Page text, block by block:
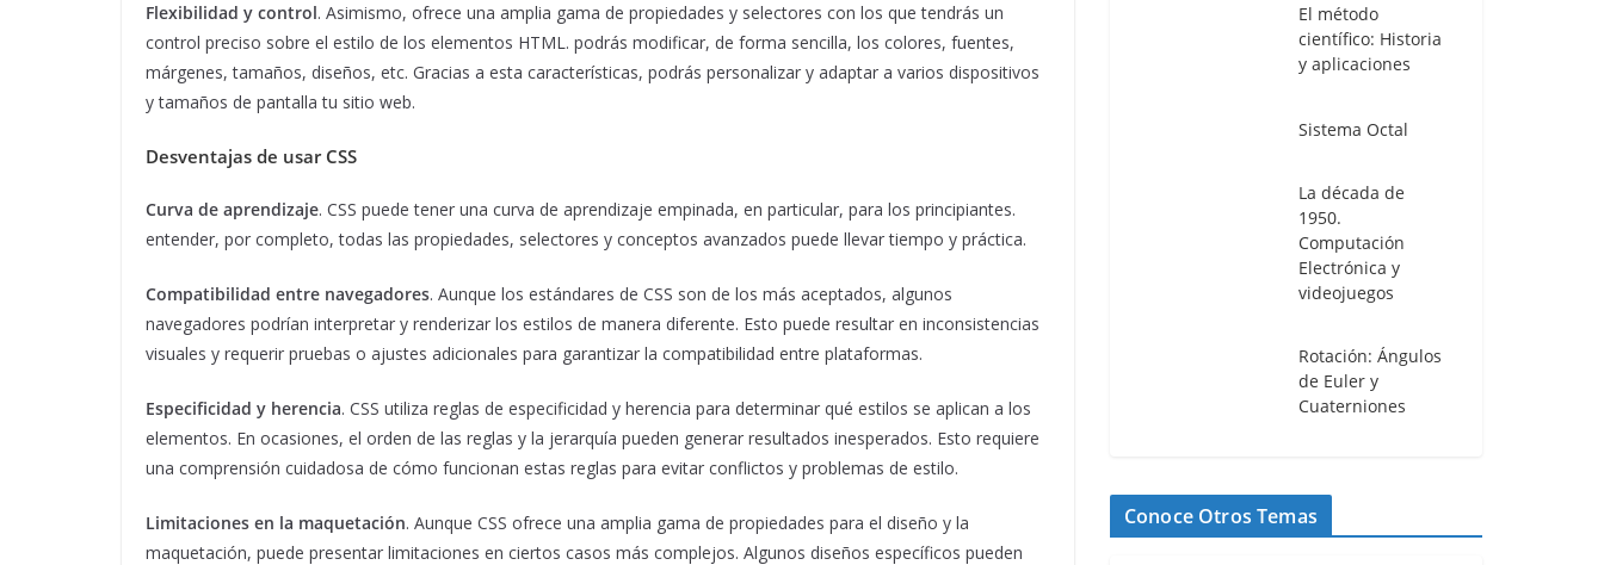
Flexibilidad y control. Asimismo, ofrece una amplia gama de propiedades y selectores con los que tendrás un
control preciso sobre el estilo de los elementos HTML. podrás modificar, de forma sencilla, los colores, fuentes,
márgenes, tamaños, diseños, etc. Gracias a esta características, podrás personalizar y adaptar a varios dispositivos
y tamaños de pantalla tu sitio web.
Desventajas de usar CSS
Curva de aprendizaje. CSS puede tener una curva de aprendizaje empinada, en particular, para los principiantes.
entender, por completo, todas las propiedades, selectores y conceptos avanzados puede llevar tiempo y práctica.
Compatibilidad entre navegadores. Aunque los estándares de CSS son de los más aceptados, algunos
navegadores podrían interpretar y renderizar los estilos de manera diferente. Esto puede resultar en inconsistencias
visuales y requerir pruebas o ajustes adicionales para garantizar la compatibilidad entre plataformas.
Especificidad y herencia. CSS utiliza reglas de especificidad y herencia para determinar qué estilos se aplican a los
elementos. En ocasiones, el orden de las reglas y la jerarquía pueden generar resultados inesperados. Esto requiere
una comprensión cuidadosa de cómo funcionan estas reglas para evitar conflictos y problemas de estilo.
Limitaciones en la maquetación. Aunque CSS ofrece una amplia gama de propiedades para el diseño y la
maquetación, puede presentar limitaciones en ciertos casos más complejos. Algunos diseños específicos pueden
El método
científico: Historia
y aplicaciones
Sistema Octal
La década de
1950.
Computación
Electrónica y
videojuegos
Rotación: Ángulos
de Euler y
Cuaterniones
Conoce Otros Temas